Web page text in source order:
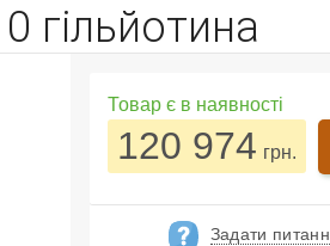
гільйотина
Товар є в наявності
120 974 грн.
Задати